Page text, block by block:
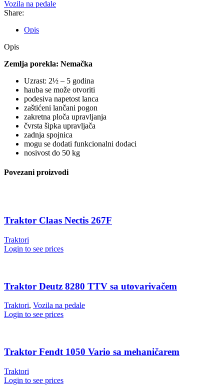
Vozila na pedale
Share:
Opis
Opis
Zemlja porekla: Nemačka
Uzrast: 2½ – 5 godina
hauba se može otvoriti
podesiva napetost lanca
zaštićeni lančani pogon
zakretna ploča upravljanja
čvrsta šipka upravljača
zadnja spojnica
mogu se dodati funkcionalni dodaci
nosivost do 50 kg
Povezani proizvodi
Traktor Claas Nectis 267F
Traktori
Login to see prices
Traktor Deutz 8280 TTV sa utovarivačem
Traktori, Vozila na pedale
Login to see prices
Traktor Fendt 1050 Vario sa mehaničarem
Traktori
Login to see prices